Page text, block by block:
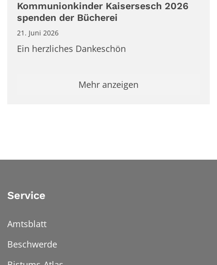
Kommunionkinder Kaisersesch 2026
spenden der Bücherei
21. Juni 2026
Ein herzliches Dankeschön
Mehr anzeigen
Service
Amtsblatt
Beschwerde